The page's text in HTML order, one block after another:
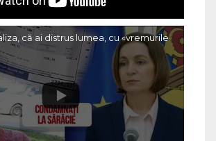
că ai distrus lumea, cu «vremurile